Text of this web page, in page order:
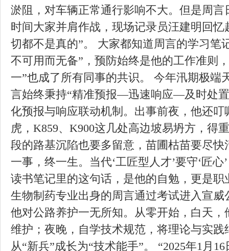
淤阻，对车辆正常通行影响不大。但是周言
时间大家并肩作战，现场记录员汪建明回
切都不是真的”。 大家都知道周言的学习笔
不可用而无备”，预防始终是他的工作准则
一”也成了所有同事的共识。 今年汛期极端
言始终秉持“精准预报—迅速响应—及时处置
化预报与响应联动机制。出事前夜，他还
虎，K859、K900这几处高边坡易坍方，得
段的路基沉陷也要多留意，苗圃枯苗要尽
一事，终一生。当代‘工匠型人才’要守‘匠心
读书笔记里的这句话，是他的自勉，更是职
生物制药专业出身的周言通过考试进入宣
他对公路养护一无所知。从零开始，白天
维护；夜晚，自学技术规范，将理论与实
从“新兵”成长为“技术能手”。 “2025年1月